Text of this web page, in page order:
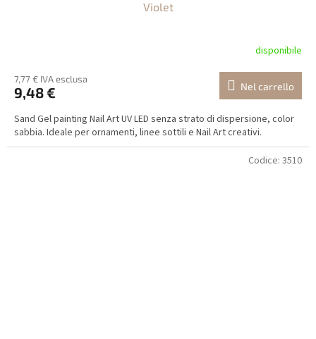
Violet
disponibile
7,77 € IVA esclusa
9,48 € Nel carrello
Sand Gel painting Nail Art UV LED senza strato di dispersione, color
sabbia. Ideale per ornamenti, linee sottili e Nail Art creativi.
Codice: 3510